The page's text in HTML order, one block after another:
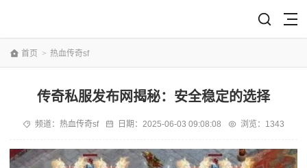
首页 > 热血传奇sf
传奇私服发布网揭秘：安全稳定的选择
频道： 热血传奇sf 日期： 2025-06-03 09:08:08 浏览：1343